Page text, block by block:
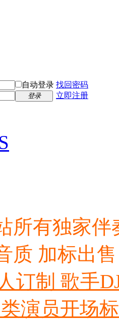
自动登录 找回密码
登录 立即注册
所有独家伴
质 加标出
订制 歌手
演员开场